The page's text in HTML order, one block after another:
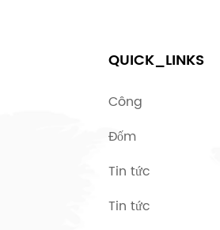
QUICK_LINKS
Công
Đốm
Tin tức
Tin tức